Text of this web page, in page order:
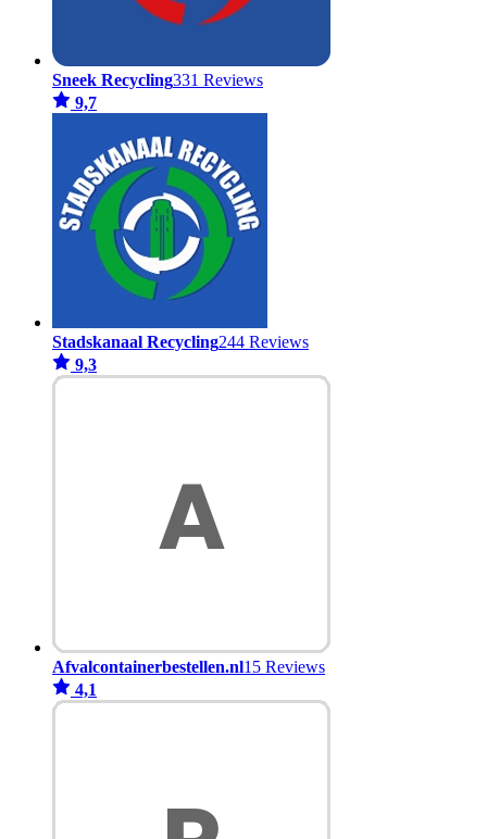
Sneek Recycling331 Reviews
9,7
Stadskanaal Recycling244 Reviews
9,3
Afvalcontainerbestellen.nl15 Reviews
4,1